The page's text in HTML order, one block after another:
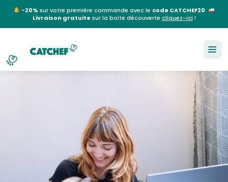
-20% sur votre première commande avec le code CATCHEF20.
Livraison gratuite sur la boite découverte cliquez-ici !
NL EN FR DE